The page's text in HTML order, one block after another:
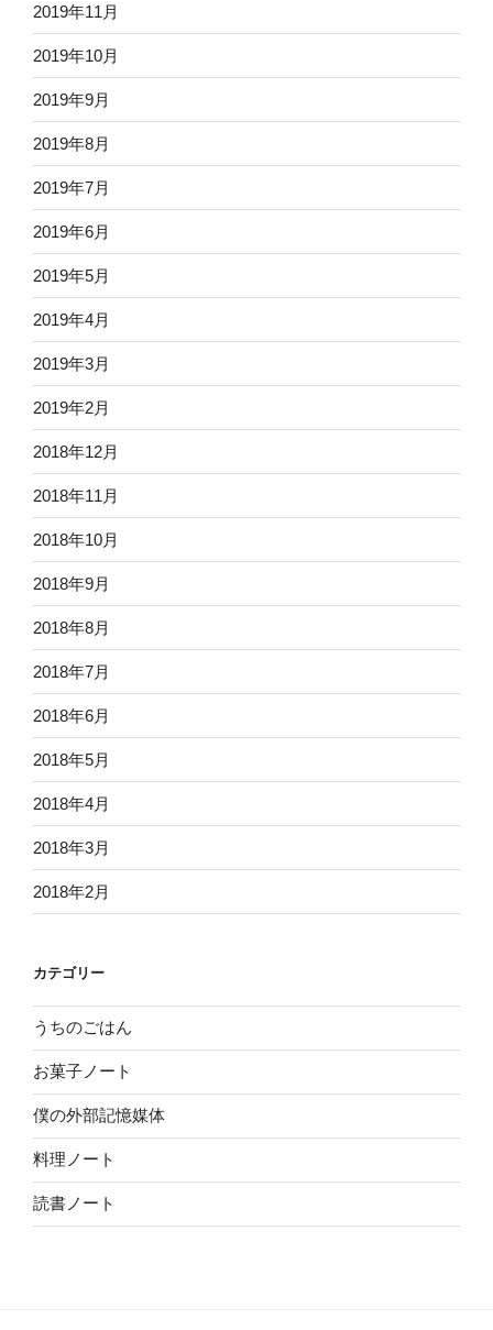
2019年11月
2019年10月
2019年9月
2019年8月
2019年7月
2019年6月
2019年5月
2019年4月
2019年3月
2019年2月
2018年12月
2018年11月
2018年10月
2018年9月
2018年8月
2018年7月
2018年6月
2018年5月
2018年4月
2018年3月
2018年2月
カテゴリー
うちのごはん
お菓子ノート
僕の外部記憶媒体
料理ノート
読書ノート